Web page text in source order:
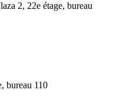
2, 22e étage, bureau
bureau 110